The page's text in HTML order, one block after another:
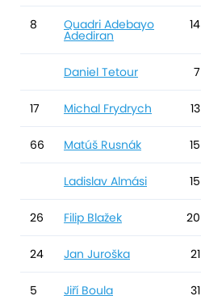
8 Quadri Adebayo
Adediran
14
Daniel Tetour 7
17 Michal Frydrych 13
66 Matúš Rusnák 15
Ladislav Almási 15
26 Filip Blažek 20
24 Jan Juroška 21
5 Jiří Boula 31